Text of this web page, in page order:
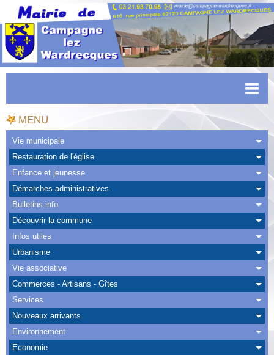
Accueil
Actualités
Facebook
CAPSO
Urbanisme
Transports
Agenda
Albums
Nous Contacter
MENU
Vie municipale
Restauration de l'église
Enfance et jeunesse
Démarches administratives
Bulletins info
Découvrir la commune
Infos utiles
Urbanisme
Vie associative
Commerces - Artisans - Gîtes
Services
Nouveaux arrivants
Environnement
Economie